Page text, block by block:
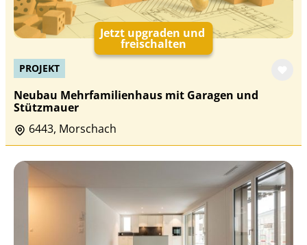
Jetzt upgraden und
freischalten
PROJEKT
Neubau Mehrfamilienhaus mit Garagen und
Stützmauer
6443, Morschach